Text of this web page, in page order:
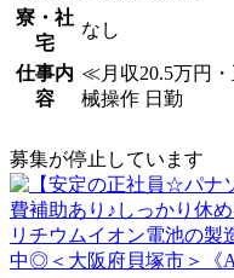
寮・社
宅
なし
仕事内
容
≪月収20.5万円
械操作 日勤
募集が停止しています